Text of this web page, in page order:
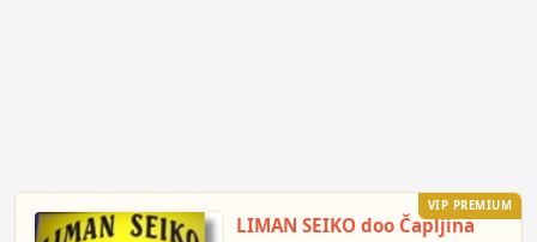
VIP PREMIUM
LIMAN SEIKO doo Čapljina